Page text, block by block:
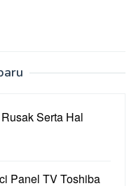
Serta Hal
Panel TV Toshiba